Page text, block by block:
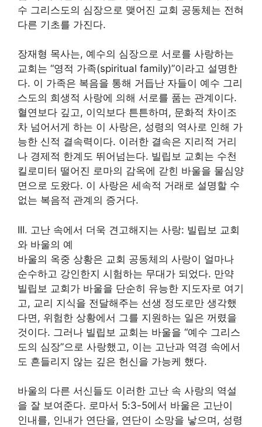
수 그리스도의 심장으로 맺어진 교회 공동체는 전혀
다른 기초를 가진다.
장재형 목사는, 예수의 심장으로 서로를 사랑하는
교회는 “영적 가족(spiritual family)”이라고 설명한
다. 이 가족은 복음을 통해 거듭난 자들이 예수 그리
스도의 희생적 사랑에 의해 서로를 품는 관계이다.
혈연보다 깊고, 이익보다 튼튼하며, 문화적 차이조
차 넘어서게 하는 이 사랑은, 성령의 역사로 인해 가
능한 신적 결속력이다. 이러한 결속은 지리적 거리
나 경제적 한계도 뛰어넘는다. 빌립보 교회는 수천
킬로미터 떨어진 로마의 감옥에 갇힌 바울을 물심양
면으로 도왔다. 이 사랑은 세속적 거래로 설명할 수
없는 복음적 관계의 증거다.
III. 고난 속에서 더욱 견고해지는 사랑: 빌립보 교회
와 바울의 예
바울의 옥중 상황은 교회 공동체의 사랑이 얼마나
순수하고 강인한지 시험하는 무대가 되었다. 만약
빌립보 교회가 바울을 단순히 유능한 지도자로 여기
고, 교리 지식을 전달해주는 선생 정도로만 생각했
다면, 위험한 상황에서 그를 지원하는 일은 꺼렸을
것이다. 그러나 빌립보 교회는 바울을 “예수 그리스
도의 심장”으로 사랑했고, 이는 고난과 역경 속에서
도 흔들리지 않는 깊은 헌신을 가능케 했다.
바울의 다른 서신들도 이러한 고난 속 사랑의 역설
을 잘 보여준다. 로마서 5:3-5에서 바울은 고난이
인내를, 인내가 연단을, 연단이 소망을 낳으며, 성령